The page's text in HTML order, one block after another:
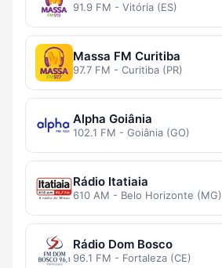
91.9 FM - Vitória (ES)
Massa FM Curitiba
97.7 FM - Curitiba (PR)
Alpha Goiânia
102.1 FM - Goiânia (GO)
Rádio Itatiaia
610 AM - Belo Horizonte (MG)
Rádio Dom Bosco
96.1 FM - Fortaleza (CE)